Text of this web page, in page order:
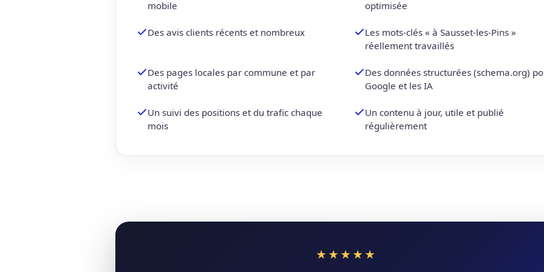
mobile optimisée
Des avis clients récents et nombreux
Les mots-clés « à Sausset-les-Pins »
réellement travaillés
Des pages locales par commune et par
activité
Des données structurées (schema.org)
Google et les IA
Un suivi des positions et du trafic chaque
mois
Un contenu à jour, utile et publié
régulièrement
★★★★★